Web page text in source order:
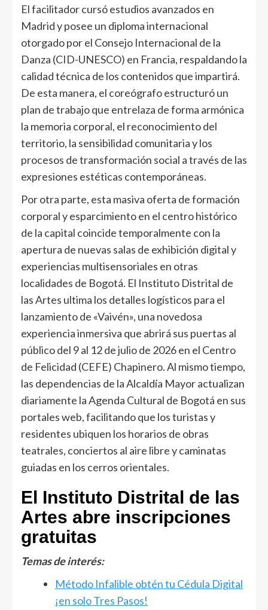
El facilitador cursó estudios avanzados en
Madrid y posee un diploma internacional
otorgado por el Consejo Internacional de la
Danza (CID-UNESCO) en Francia, respaldando la
calidad técnica de los contenidos que impartirá.
De esta manera, el coreógrafo estructuró un
plan de trabajo que entrelaza de forma armónica
la memoria corporal, el reconocimiento del
territorio, la sensibilidad comunitaria y los
procesos de transformación social a través de las
expresiones estéticas contemporáneas.
Por otra parte, esta masiva oferta de formación
corporal y esparcimiento en el centro histórico
de la capital coincide temporalmente con la
apertura de nuevas salas de exhibición digital y
experiencias multisensoriales en otras
localidades de Bogotá. El Instituto Distrital de
las Artes ultima los detalles logísticos para el
lanzamiento de «Vaivén», una novedosa
experiencia inmersiva que abrirá sus puertas al
público del 9 al 12 de julio de 2026 en el Centro
de Felicidad (CEFE) Chapinero. Al mismo tiempo,
las dependencias de la Alcaldía Mayor actualizan
diariamente la Agenda Cultural de Bogotá en sus
portales web, facilitando que los turistas y
residentes ubiquen los horarios de obras
teatrales, conciertos al aire libre y caminatas
guiadas en los cerros orientales.
El Instituto Distrital de las
Artes abre inscripciones
gratuitas
Temas de interés:
Método Infalible obtén tu Cédula Digital
¡en solo Tres Pasos!